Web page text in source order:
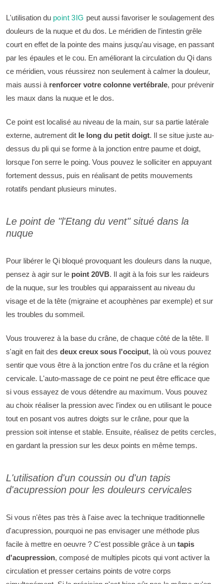
L'utilisation du point 3IG peut aussi favoriser le soulagement des
douleurs de la nuque et du dos. Le méridien de l'intestin grêle
court en effet de la pointe des mains jusqu'au visage, en passant
par les épaules et le cou. En améliorant la circulation du Qi dans
ce méridien, vous réussirez non seulement à calmer la douleur,
mais aussi à renforcer votre colonne vertébrale, pour prévenir
les maux dans la nuque et le dos.
Ce point est localisé au niveau de la main, sur sa partie latérale
externe, autrement dit le long du petit doigt. Il se situe juste au-
dessus du pli qui se forme à la jonction entre paume et doigt,
lorsque l'on serre le poing. Vous pouvez le solliciter en appuyant
fortement dessus, puis en réalisant de petits mouvements
rotatifs pendant plusieurs minutes.
Le point de "l'Etang du vent" situé dans la
nuque
Pour libérer le Qi bloqué provoquant les douleurs dans la nuque,
pensez à agir sur le point 20VB. Il agit à la fois sur les raideurs
de la nuque, sur les troubles qui apparaissent au niveau du
visage et de la tête (migraine et acouphènes par exemple) et sur
les troubles du sommeil.
Vous trouverez à la base du crâne, de chaque côté de la tête. Il
s'agit en fait des deux creux sous l'occiput, là où vous pouvez
sentir que vous être à la jonction entre l'os du crâne et la région
cervicale. L'auto-massage de ce point ne peut être efficace que
si vous essayez de vous détendre au maximum. Vous pouvez
au choix réaliser la pression avec l'index ou en utilisant le pouce
tout en posant vos autres doigts sur le crâne, pour que la
pression soit intense et stable. Ensuite, réalisez de petits cercles,
en gardant la pression sur les deux points en même temps.
L'utilisation d'un coussin ou d'un tapis
d'acupression pour les douleurs cervicales
Si vous n'êtes pas très à l'aise avec la technique traditionnelle
d'acupression, pourquoi ne pas envisager une méthode plus
facile à mettre en oeuvre ? C'est possible grâce à un tapis
d'acupression, composé de multiples picots qui vont activer la
circulation et presser certains points de votre corps